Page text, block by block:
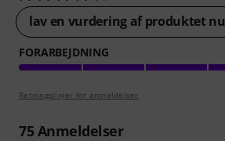
lav en vurdering af produktet nu
FORARBEJDNING
Retningslinjer for anmeldelser
75Anmeldelser